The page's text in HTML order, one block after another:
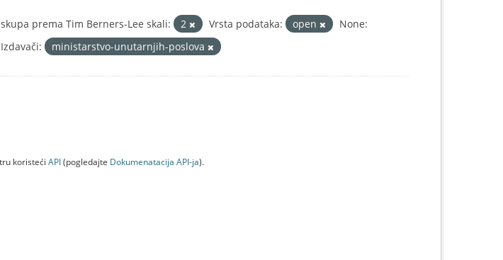
prema Tim Berners-Lee skali: 2 Vrsta podataka: open
None:
Izdavači: ministarstvo-unutarnjih-poslova
koristeći API(pogledajte Dokumenаtаcijа API-jа).